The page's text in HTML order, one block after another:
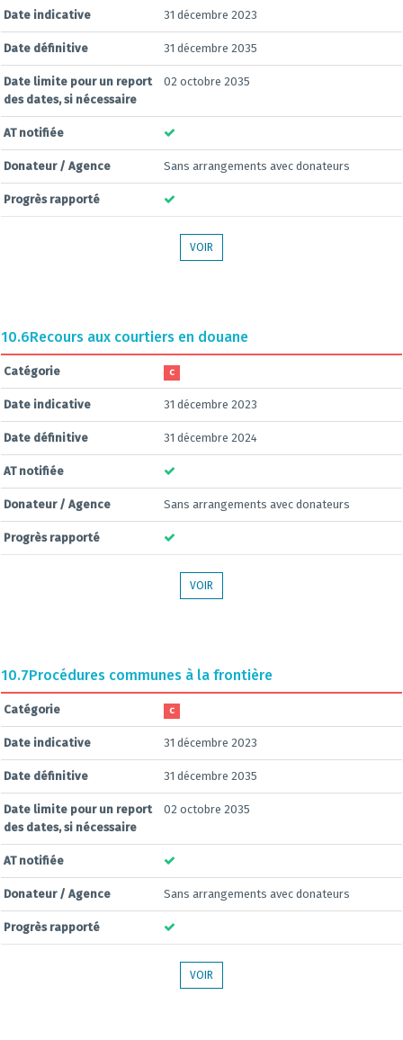
Date indicative 31 décembre 2023
Date définitive 31 décembre 2035
Date limite pour un report
des dates, si nécessaire
02 octobre 2035
AT notifiée
Donateur / Agence Sans arrangements avec donateurs
Progrès rapporté
VOIR
10.6Recours aux courtiers en douane
Catégorie C
Date indicative 31 décembre 2023
Date définitive 31 décembre 2024
AT notifiée
Donateur / Agence Sans arrangements avec donateurs
Progrès rapporté
VOIR
10.7Procédures communes à la frontière
Catégorie C
Date indicative 31 décembre 2023
Date définitive 31 décembre 2035
Date limite pour un report
des dates, si nécessaire
02 octobre 2035
AT notifiée
Donateur / Agence Sans arrangements avec donateurs
Progrès rapporté
VOIR